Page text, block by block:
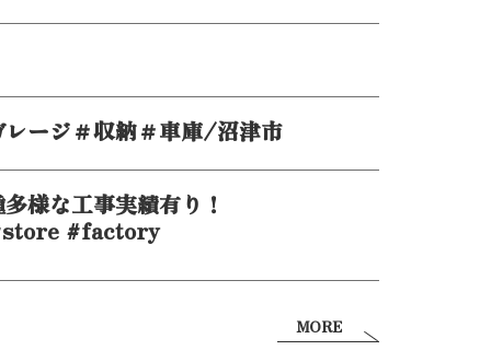
ージ＃収納＃車庫/沼津市
様な工事実績有り！
#factory
MORE